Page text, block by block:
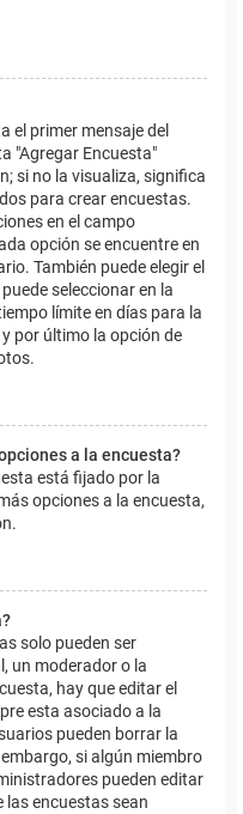
el primer mensaje del
"Agregar Encuesta"
si no la visualiza, significa
para crear encuestas.
en el campo
opción se encuentre en
También puede elegir el
seleccionar en la
límite en días para la
por último la opción de
a la encuesta?
está fijado por la
opciones a la encuesta,
solo pueden ser
un moderador o la
hay que editar el
esta asociado a la
pueden borrar la
si algún miembro
pueden editar
las encuestas sean